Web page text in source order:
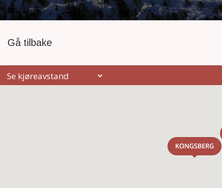
Gå tilbake